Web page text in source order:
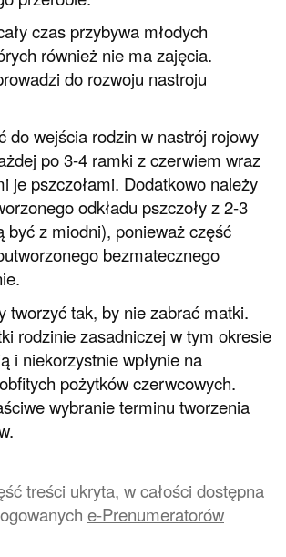
czas przybywa młodych
również nie ma zajęcia.
do rozwoju nastroju
do wejścia rodzin w nastrój rojowy
po 3-4 ramki z czerwiem wraz
je pszczołami. Dodatkowo należy
odkładu pszczoły z 2-3
być z miodni), ponieważ część
bezmatecznego
tworzyć tak, by nie zabrać matki.
rodzinie zasadniczej w tym okresie
i niekorzystnie wpłynie na
pożytków czerwcowych.
wybranie terminu tworzenia
treści ukryta, w całości dostępna
e-Prenumeratorów